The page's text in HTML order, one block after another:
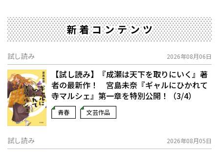
新着コンテンツ
試し読み 2026年08月06日
【試し読み】『成瀬は天下を取りにいく』著
者の最新作！ 宮島未奈『ギャルにひかれて
寺マルシェ』第一章を特別公開！（3/4）
青春 文芸作品
試し読み 2026年08月05日